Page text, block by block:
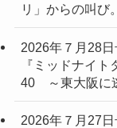
リ」からの叫び
2026年７月28日
『ミッドナイ
40 ～東大阪に
2026年７月27